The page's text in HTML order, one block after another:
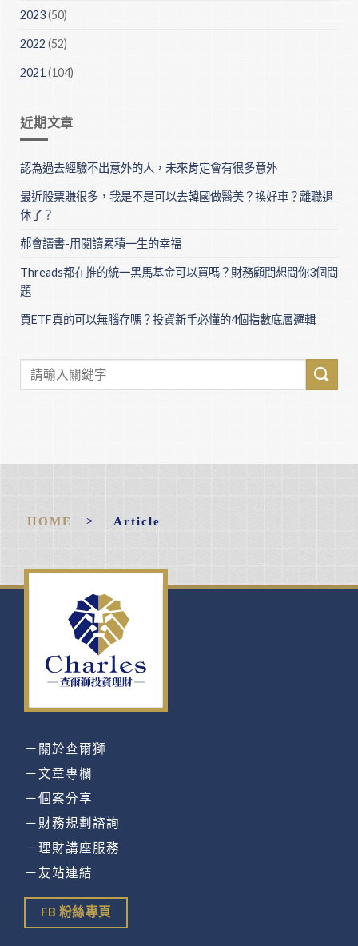
2023(50)
2022 (52)
2021 (104)
近期文章
認為過去經驗不出意外的人，未來肯定會有很多意外
最近股票賺很多，我是不是可以去韓國做醫美？換好車？離職退
休了？
郝會讀書-用閱讀累積一生的幸福
Threads都在推的統一黑馬基金可以買嗎？財務顧問想問你3個問
題
買ETF真的可以無腦存嗎？投資新手必懂的4個指數底層邏輯
HOME > Article
－關於查爾獅
－文章專欄
－個案分享
－財務規劃諮詢
－理財講座服務
－友站連結
FB 粉絲專頁